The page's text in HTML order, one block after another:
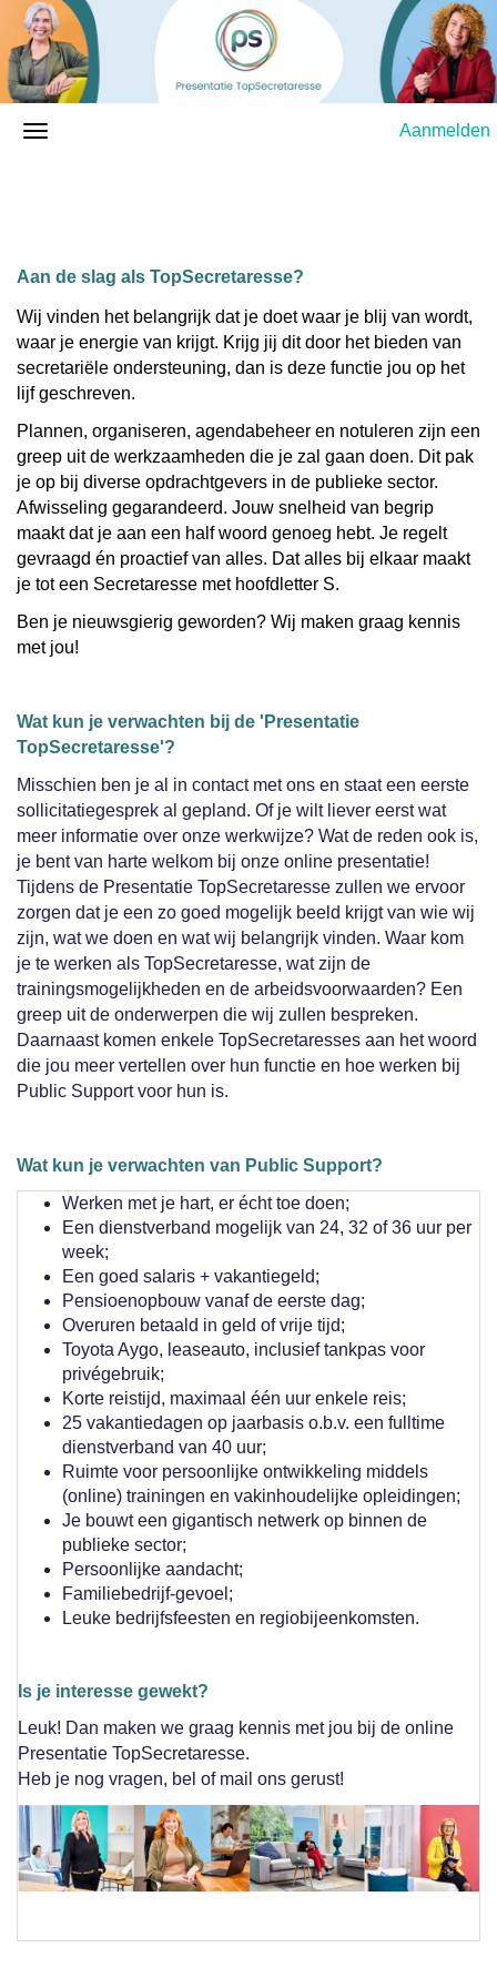
Aanmelden
Aan de slag als TopSecretaresse?
Wij vinden het belangrijk dat je doet waar je blij van wordt,
waar je energie van krijgt. Krijg jij dit door het bieden van
secretariële ondersteuning, dan is deze functie jou op het
lijf geschreven.
Plannen, organiseren, agendabeheer en notuleren zijn een
greep uit de werkzaamheden die je zal gaan doen. Dit pak
je op bij diverse opdrachtgevers in de publieke sector.
Afwisseling gegarandeerd. Jouw snelheid van begrip
maakt dat je aan een half woord genoeg hebt. Je regelt
gevraagd én proactief van alles. Dat alles bij elkaar maakt
je tot een Secretaresse met hoofdletter S.
Ben je nieuwsgierig geworden? Wij maken graag kennis
met jou!
Wat kun je verwachten bij de 'Presentatie
TopSecretaresse'?
Misschien ben je al in contact met ons en staat een eerste
sollicitatiegesprek al gepland. Of je wilt liever eerst wat
meer informatie over onze werkwijze? Wat de reden ook is,
je bent van harte welkom bij onze online presentatie!
Tijdens de Presentatie TopSecretaresse zullen we ervoor
zorgen dat je een zo goed mogelijk beeld krijgt van wie wij
zijn, wat we doen en wat wij belangrijk vinden. Waar kom
je te werken als TopSecretaresse, wat zijn de
trainingsmogelijkheden en de arbeidsvoorwaarden? Een
greep uit de onderwerpen die wij zullen bespreken.
Daarnaast komen enkele TopSecretaresses aan het woord
die jou meer vertellen over hun functie en hoe werken bij
Public Support voor hun is.
Wat kun je verwachten van Public Support?
Werken met je hart, er écht toe doen;
Een dienstverband mogelijk van 24, 32 of 36 uur per
week;
Een goed salaris + vakantiegeld;
Pensioenopbouw vanaf de eerste dag;
Overuren betaald in geld of vrije tijd;
Toyota Aygo, leaseauto, inclusief tankpas voor
privégebruik;
Korte reistijd, maximaal één uur enkele reis;
25 vakantiedagen op jaarbasis o.b.v. een fulltime
dienstverband van 40 uur;
Ruimte voor persoonlijke ontwikkeling middels
(online) trainingen en vakinhoudelijke opleidingen;
Je bouwt een gigantisch netwerk op binnen de
publieke sector;
Persoonlijke aandacht;
Familiebedrijf-gevoel;
Leuke bedrijfsfeesten en regiobijeenkomsten.
Is je interesse gewekt?
Leuk! Dan maken we graag kennis met jou bij de online
Presentatie TopSecretaresse.
Heb je nog vragen, bel of mail ons gerust!